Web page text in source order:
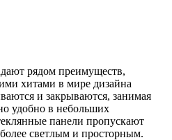
рядом преимуществ,
хитами в мире дизайна
и закрываются, занимая
удобно в небольших
панели пропускают
светлым и просторным.